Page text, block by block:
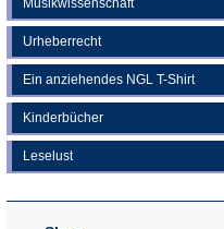
Urheberrecht
Ein anziehendes NGL T-Shirt
Kinderbücher
Leselust